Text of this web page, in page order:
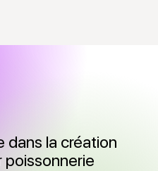
dans la création